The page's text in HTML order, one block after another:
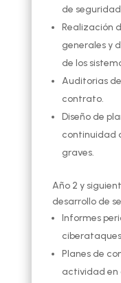
de
Realización
generales y
de los
Auditorias
contrato.
Diseño de
continuidad
graves.
Año 2 y
desarrollo de
Informes
Planes de
actividad en